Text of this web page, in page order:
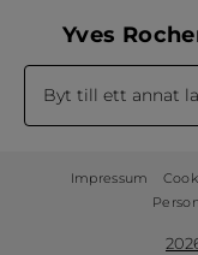
Yves
Byt till ett annat
Impressum